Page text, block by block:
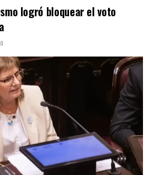
logró bloquear el voto
0